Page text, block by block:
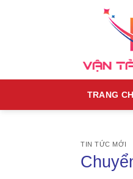
TRANG
TIN TỨC MỚI